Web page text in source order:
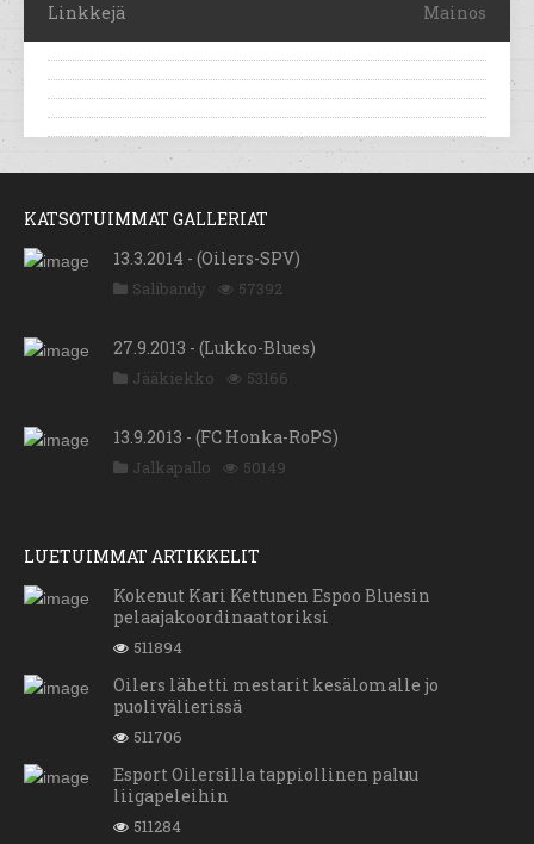
Linkkejä Mainos
KATSOTUIMMAT GALLERIAT
13.3.2014 - (Oilers-SPV)
Salibandy 57392
27.9.2013 - (Lukko-Blues)
Jääkiekko 53166
13.9.2013 - (FC Honka-RoPS)
Jalkapallo 50149
LUETUIMMAT ARTIKKELIT
Kokenut Kari Kettunen Espoo Bluesin
pelaajakoordinaattoriksi
511894
Oilers lähetti mestarit kesälomalle jo
puolivälierissä
511706
Esport Oilersilla tappiollinen paluu
liigapeleihin
511284